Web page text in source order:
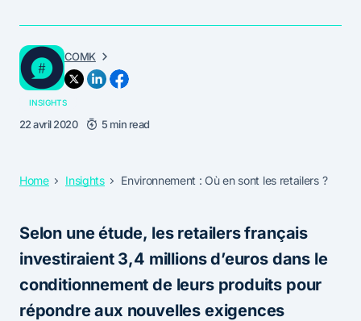
COMK
INSIGHTS
22 avril 2020 5 min read
Home Insights Environnement : Où en sont les retailers ?
Selon une étude, les retailers français
investiraient 3,4 millions d’euros dans le
conditionnement de leurs produits pour
répondre aux nouvelles exigences